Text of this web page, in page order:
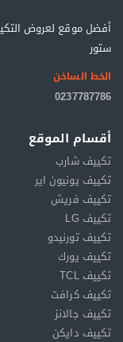
أفضل موقع لعروض
ستور
الخط الساخن
0237787786
أقسام الموقع
تكييف شارب
تكييف يونيون اير
تكييف فريش
تكييف LG
تكييف تورنيدو
تكييف يورك
تكييف TCL
تكييف كرافت
تكييف جالانز
تكييف دايكن